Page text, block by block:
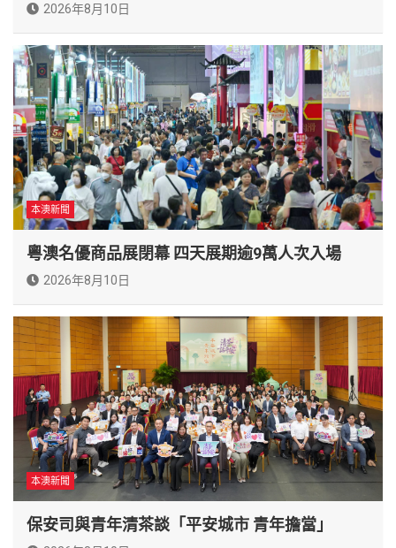
2026年8月10日
本澳新聞
粵澳名優商品展閉幕 四天展期逾9萬人次入場
2026年8月10日
本澳新聞
保安司與青年清茶談「平安城市 青年擔當」